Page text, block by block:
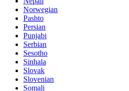
Norwegian
Pashto
Persian
Punjabi
Serbian
Sesotho
Sinhala
Slovak
Slovenian
Somali